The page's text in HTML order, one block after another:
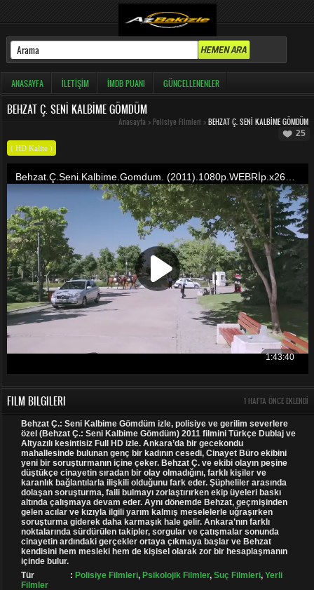
ANASAYFA İLETIŞIM İMDB PUANI GÜNCELLENENLER
BEHZAT Ç. SENI KALBIME GÖMDÜM
Anasayfa > Polisiye Filmleri > BEHZAT Ç. SENI KALBIME GÖMDÜM
25
( HD Kalite )
FILM BILGILERI 1 HAFTA ÖNCE EKLENDI
Behzat Ç.: Seni Kalbime Gömdüm izle, polisiye ve gerilim severlere
özel (Behzat Ç.: Seni Kalbime Gömdüm) 2011 filmini Türkçe Dublaj ve
Altyazılı kesintisiz Full HD izle. Ankara’da bir gecekondu
mahallesinde bulunan genç bir kadının cesedi, Cinayet Büro ekibini
yeni bir soruşturmanın içine çeker. Behzat Ç. ve ekibi olayın peşine
düştükçe cinayetin sıradan bir olay olmadığını, farklı kişiler ve
karanlık bağlantılarla ilişkili olduğunu fark eder. Şüpheliler arasında
dolaşan soruşturma, faili bulmayı zorlaştırırken ekip üyeleri baskı
altında çalışmaya devam eder. Aynı dönemde Behzat, geçmişinden
gelen acılar ve kızıyla ilgili yarım kalmış meselelerle uğraşırken
soruşturma giderek daha karmaşık hale gelir. Ankara’nın farklı
noktalarında sürdürülen takipler, sorgular ve çatışmalar sonunda
cinayetin ardındaki gerçekler ortaya çıkmaya başlar ve Behzat
kendisini hem mesleki hem de kişisel olarak zor bir hesaplaşmanın
içinde bulur.
Tür
: Polisiye Filmleri, Psikolojik Filmler, Suç Filmleri, Yerli
Filmler